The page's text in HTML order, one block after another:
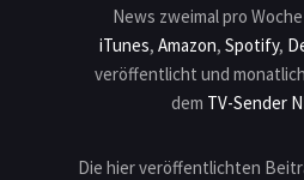
News zweimal pro
iTunes, Amazon, Spotify,
veröffentlicht und
dem TV-Sender
Die hier veröffentlichten